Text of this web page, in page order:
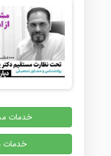
خدمات
خدمات